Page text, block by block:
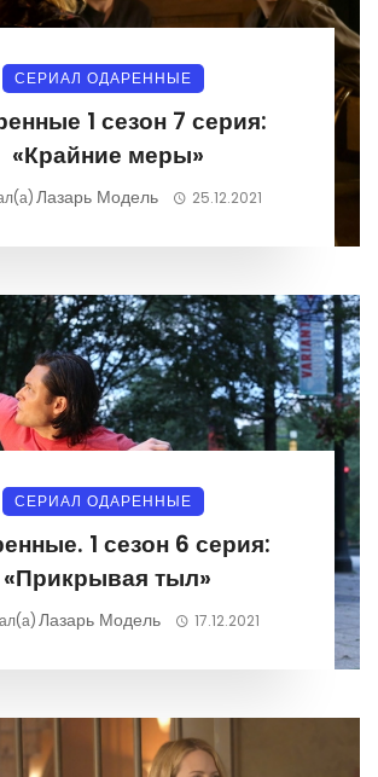
СЕРИАЛ ОДАРЕННЫЕ
1 сезон 7 серия:
«Крайние меры»
Лазарь Модель 25.12.2021
СЕРИАЛ ОДАРЕННЫЕ
1 сезон 6 серия:
«Прикрывая тыл»
Лазарь Модель 17.12.2021